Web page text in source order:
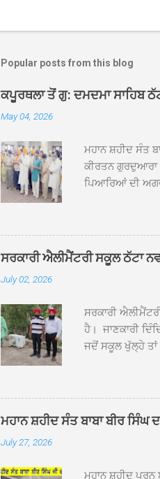
Popular posts from this blog
ਕਪੂਰਥਲਾ ਤੋਂ ਗੁ: ਦਮਦਮਾ ਸਾਹਿਬ
May 04, 2026
ਮਹਾਨ ਸ਼ਹੀਦ ਸੰਤ
ਕੀਰਤਨ ਗੁਰਦੁਆਰਾ
ਪਿਆਰਿਆਂ ਦੀ
ਦਮਦਮਾ ਸਾਹਿਬ
ਸੰਤ ਬਾਬਾ ਹਰਜੀਤ
ਦਮਦਮਾ ਸਾਹਿਬ
ਪ੍ਰਬੰਧਕਾਂ ਦਾ
ਸਰਕਾਰੀ ਐਲੀਮੈਂਟਰੀ ਸਕੂਲ ਠੱਟਾ
July 02, 2026
ਸਰਕਾਰੀ
ਹੈ। ਜਾਣਕਾਰੀ
ਜਦੋਂ ਸਕੂਲ ਖੁੱਲ੍ਹੇ ਤਾਂ
ਹੋਈਆਂ ਸਨ।
20 ਤੋਂ 30 ਜੂਨ
ਸਿੰਘ ਟੋਡਰਵਾਲ ਨੇ
ਜਿਸ ਦੀ ਮਾਪਿਆਂ
ਮਹਾਨ ਸ਼ਹੀਦ ਸੰਤ ਬਾਬਾ ਬੀਰ ਸਿੰਘ
July 27, 2026
ਮਹਾਨ ਸ਼ਹੀਦ ਪੂਰਨ